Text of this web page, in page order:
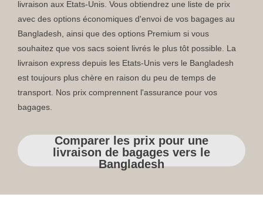
livraison aux Etats-Unis. Vous obtiendrez une liste de prix
avec des options économiques d'envoi de vos bagages au
Bangladesh, ainsi que des options Premium si vous
souhaitez que vos sacs soient livrés le plus tôt possible. La
livraison express depuis les Etats-Unis vers le Bangladesh
est toujours plus chère en raison du peu de temps de
transport. Nos prix comprennent l'assurance pour vos
bagages.
Comparer les prix pour une
livraison de bagages vers le
Bangladesh